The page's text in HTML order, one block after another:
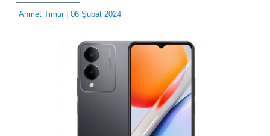
Ahmet Timur| 06 Şubat 2024